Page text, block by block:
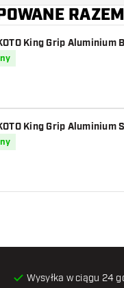
King Grip Aluminium
King Grip Aluminium
Wysyłka w ciągu 24